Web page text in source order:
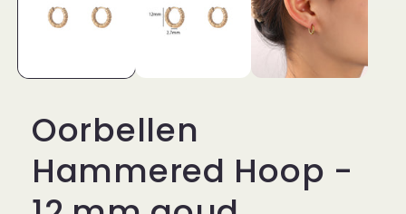
Oorbellen
Hammered Hoop -